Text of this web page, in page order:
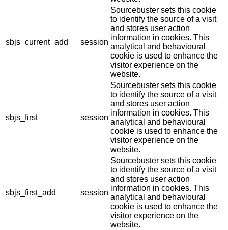
sbjs_current_add session
Sourcebuster sets this cookie
to identify the source of a visit
and stores user action
information in cookies. This
analytical and behavioural
cookie is used to enhance the
visitor experience on the
website.
sbjs_first session
Sourcebuster sets this cookie
to identify the source of a visit
and stores user action
information in cookies. This
analytical and behavioural
cookie is used to enhance the
visitor experience on the
website.
sbjs_first_add session
Sourcebuster sets this cookie
to identify the source of a visit
and stores user action
information in cookies. This
analytical and behavioural
cookie is used to enhance the
visitor experience on the
website.